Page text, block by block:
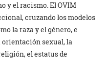
y el racismo. El OVIM
cruzando los modelos
la raza y el género, e
sexual, la
el estatus de